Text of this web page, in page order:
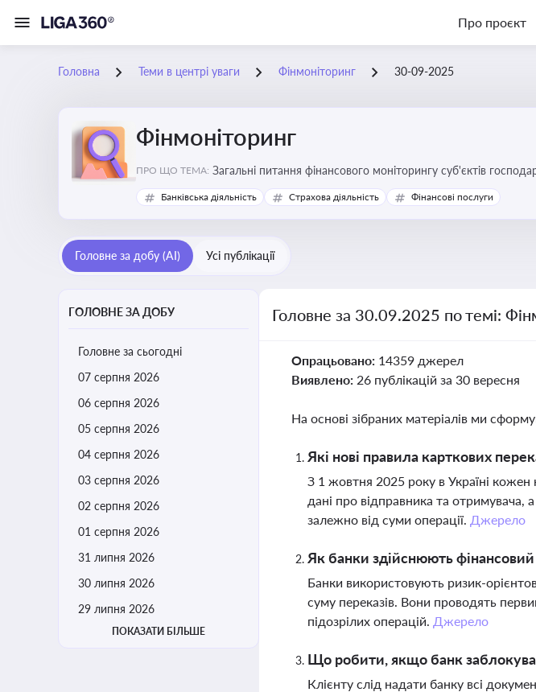
Про проєкт
Головна Теми в центрі уваги Фінмоніторинг 30-09-2025
Фінмоніторинг
ПРО ЩО ТЕМА: Загальні питання фінансового моніторингу суб'єктів
Банківська діяльність Страхова діяльність Фінансові послуги
Головне за добу (AI) Усі публікації
ГОЛОВНЕ ЗА ДОБУ
Головне за сьогодні
07 серпня 2026
06 серпня 2026
05 серпня 2026
04 серпня 2026
03 серпня 2026
02 серпня 2026
01 серпня 2026
31 липня 2026
30 липня 2026
29 липня 2026
ПОКАЗАТИ БІЛЬШЕ
Головне за 30.09.2025 по темі:
Опрацьовано: 14359 джерел
Виявлено: 26 публікацій за 30 вересня
На основі зібраних матеріалів ми
Які нові правила карткових
З 1 жовтня 2025 року в Україні кожен
дані про відправника та отримувача,
залежно від суми операції. Джерело
Як банки здійснюють фінансовий
Банки використовують ризик-
суму переказів. Вони проводять
підозрілих операцій. Джерело
Що робити, якщо банк
Клієнту слід надати банку всі